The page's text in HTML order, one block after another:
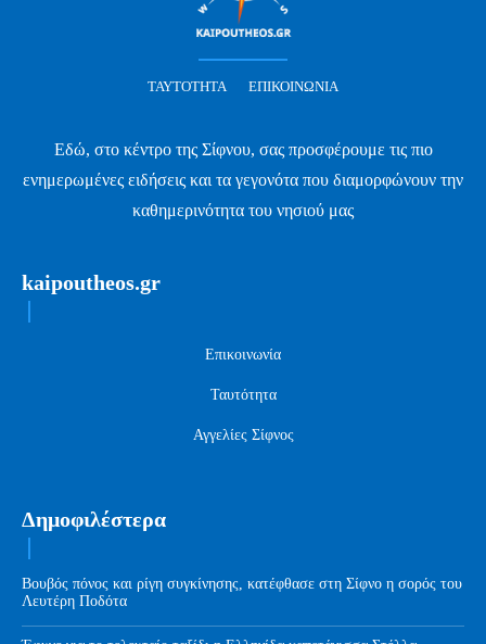
ΤΑΥΤΌΤΗΤΑ ΕΠΙΚΟΙΝΩΝΊΑ
Εδώ, στο κέντρο της Σίφνου, σας προσφέρουμε τις πιο
ενημερωμένες ειδήσεις και τα γεγονότα που διαμορφώνουν την
καθημερινότητα του νησιού μας
kaipoutheos.gr
Επικοινωνία
Ταυτότητα
Αγγελίες Σίφνος
Δημοφιλέστερα
Βουβός πόνος και ρίγη συγκίνησης, κατέφθασε στη Σίφνο η σορός του
Λευτέρη Ποδότα